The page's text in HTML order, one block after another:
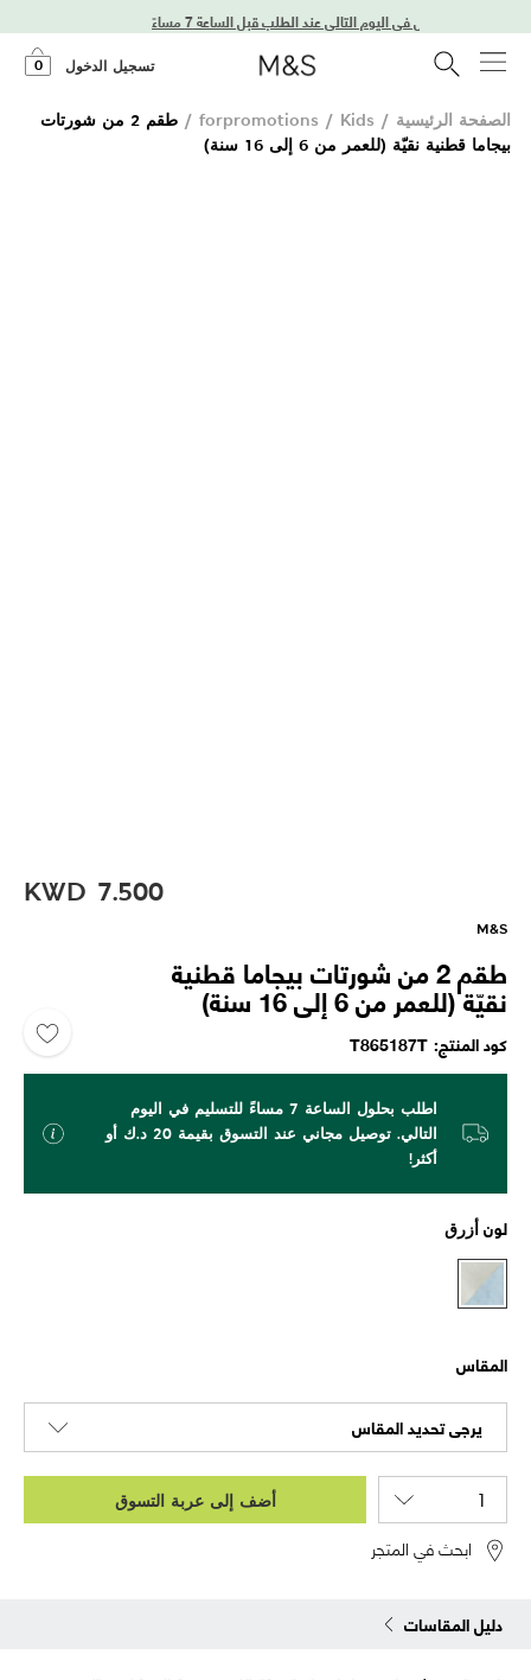
توصيل في اليوم التالي عند الطلب قبل الساعة 7 مساءً
تسجيل الدخول 0
الصفحة الرئيسية /
forpromotions / Kids
/
طقم 2 من شورتات
بيجاما قطنية نقيّة (للعمر من 6 إلى 16 سنة)
KWD 7.500
M&S
طقم 2 من شورتات بيجاما قطنية
نقيّة (للعمر من 6 إلى 16 سنة)
كود المنتج T865187T
اطلب بحلول الساعة 7 مساءً للتسليم في اليوم
التالي. توصيل مجاني عند التسوق بقيمة 20 د.ك أو
أكثر!
لون أزرق
المقاس
يرجى تحديد المقاس
أضف إلى عربة التسوق
ابحث في المتجر
دليل المقاسات